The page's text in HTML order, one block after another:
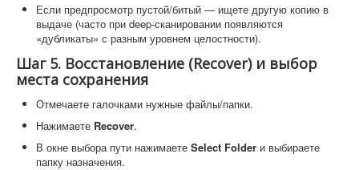
Если предпросмотр пустой/битый — ищете другую копию в
выдаче (часто при deep-сканировании появляются
«дубликаты» с разным уровнем целостности).
Шаг 5. Восстановление (Recover) и выбор
места сохранения
Отмечаете галочками нужные файлы/папки.
Нажимаете Recover.
В окне выбора пути нажимаете Select Folder и выбираете
папку назначения.